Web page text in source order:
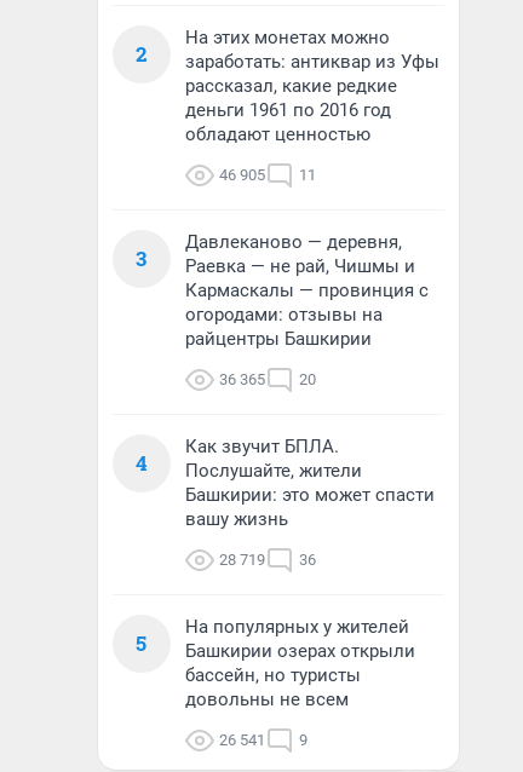
2
На этих монетах можно
заработать: антиквар из Уфы
рассказал, какие редкие
деньги 1961 по 2016 год
обладают ценностью
46 905 11
3
Давлеканово — деревня,
Раевка — не рай, Чишмы и
Кармаскалы — провинция с
огородами: отзывы на
райцентры Башкирии
36 365 20
4
Как звучит БПЛА.
Послушайте, жители
Башкирии: это может спасти
вашу жизнь
28 719 36
5
На популярных у жителей
Башкирии озерах открыли
бассейн, но туристы
довольны не всем
26 541 9